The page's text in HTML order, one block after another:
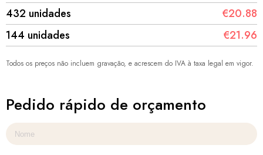
432 unidades
€20.88
144 unidades
€21.96
Todos os preços não incluem gravação, e acrescem do IVA à taxa legal em vigor.
Pedido rápido de orçamento